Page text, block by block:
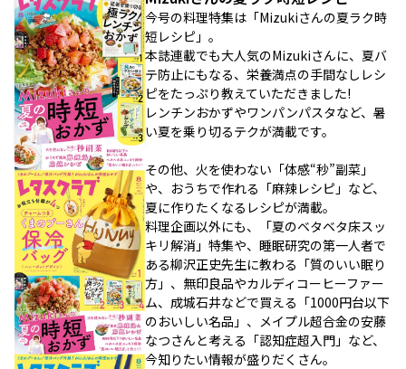
今号の料理特集は「Mizukiさんの夏ラク時
短レシピ」。
本誌連載でも大人気のMizukiさんに、夏バ
テ防止にもなる、栄養満点の手間なしレシ
ピをたっぷり教えていただきました!
レンチンおかずやワンパンパスタなど、暑
い夏を乗り切るテクが満載です。
その他、火を使わない「体感“秒”副菜」
や、おうちで作れる「麻辣レシピ」など、
夏に作りたくなるレシピが満載。
料理企画以外にも、「夏のベタベタ床スッ
キリ解消」特集や、睡眠研究の第一人者で
ある柳沢正史先生に教わる「質のいい眠り
方」、無印良品やカルディコーヒーファー
ム、成城石井などで買える「1000円台以下
のおいしい名品」、メイプル超合金の安藤
なつさんと考える「認知症超入門」など、
今知りたい情報が盛りだくさん。